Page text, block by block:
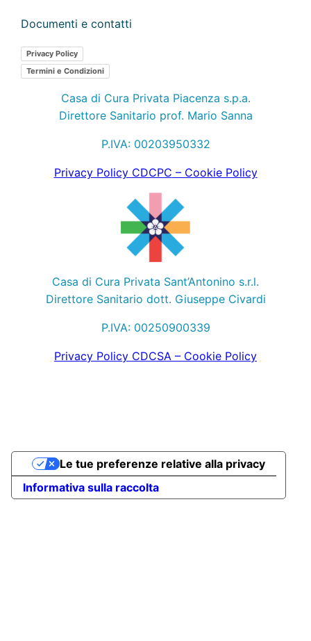
Documenti e contatti
Privacy Policy
Termini e Condizioni
Casa di Cura Privata Piacenza s.p.a.
Direttore Sanitario prof. Mario Sanna
P.IVA: 00203950332
Privacy Policy CDCPC – Cookie Policy
Casa di Cura Privata Sant’Antonino s.r.l.
Direttore Sanitario dott. Giuseppe Civardi
P.IVA: 00250900339
Privacy Policy CDCSA – Cookie Policy
Informativa sulla raccolta
Le tue preferenze relative alla privacy